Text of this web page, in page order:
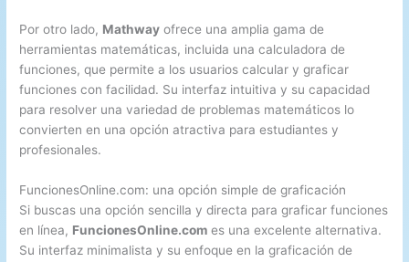
Por otro lado, Mathway ofrece una amplia gama de
herramientas matemáticas, incluida una calculadora de
funciones, que permite a los usuarios calcular y graficar
funciones con facilidad. Su interfaz intuitiva y su capacidad
para resolver una variedad de problemas matemáticos lo
convierten en una opción atractiva para estudiantes y
profesionales.
FuncionesOnline.com: una opción simple de graficación
Si buscas una opción sencilla y directa para graficar funciones
en línea, FuncionesOnline.com es una excelente alternativa.
Su interfaz minimalista y su enfoque en la graficación de